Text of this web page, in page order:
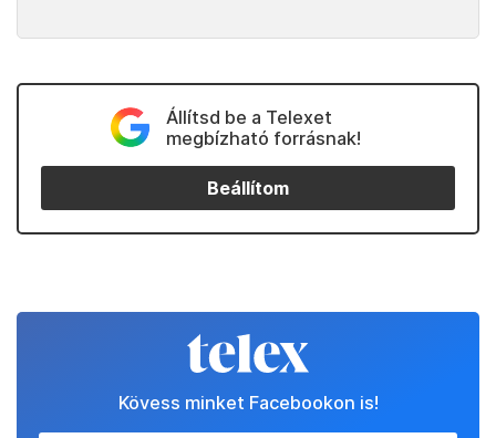
Állítsd be a Telexet
megbízható forrásnak!
Beállítom
Kövess minket Facebookon is!